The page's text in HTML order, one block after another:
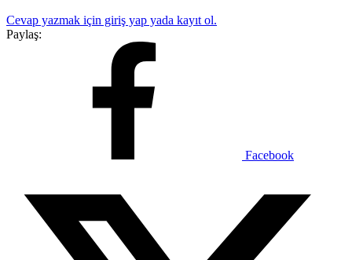
Cevap yazmak için giriş yap yada kayıt ol.
Paylaş:
Facebook